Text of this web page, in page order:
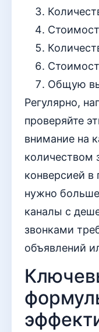
Общую
Регулярно,
проверяйте
внимание на
количеством
конверсией
нужно
каналы с
звонками
объявлений